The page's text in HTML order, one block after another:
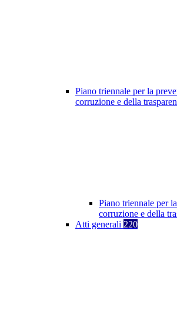
Piano triennale per la
corruzione e della
Piano triennale per
corruzione e della
Atti generali 220